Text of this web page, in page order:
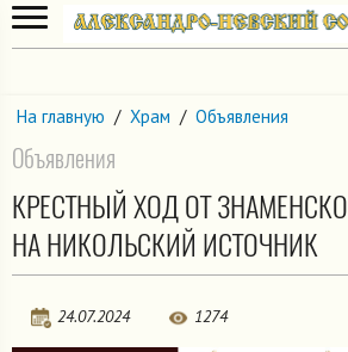
На главную / Храм / Объявления
Объявления
КРЕСТНЫЙ ХОД ОТ
НА НИКОЛЬСКИЙ ИСТОЧНИК
24.07.2024 1274